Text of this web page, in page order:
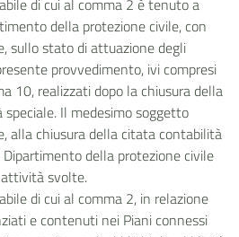
di cui al comma 2 è tenuto a
della protezione civile, con
sullo stato di attuazione degli
provvedimento, ivi compresi
10, realizzati dopo la chiusura della
Il medesimo soggetto
alla chiusura della citata contabilità
della protezione civile
svolte.
di cui al comma 2, in relazione
e contenuti nei Piani connessi